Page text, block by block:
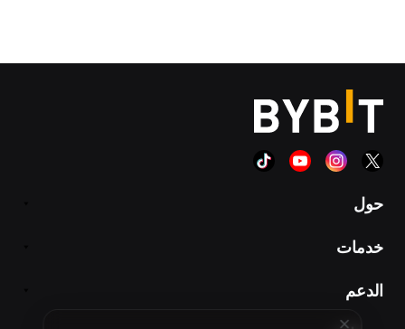
حول
خدمات
الدعم